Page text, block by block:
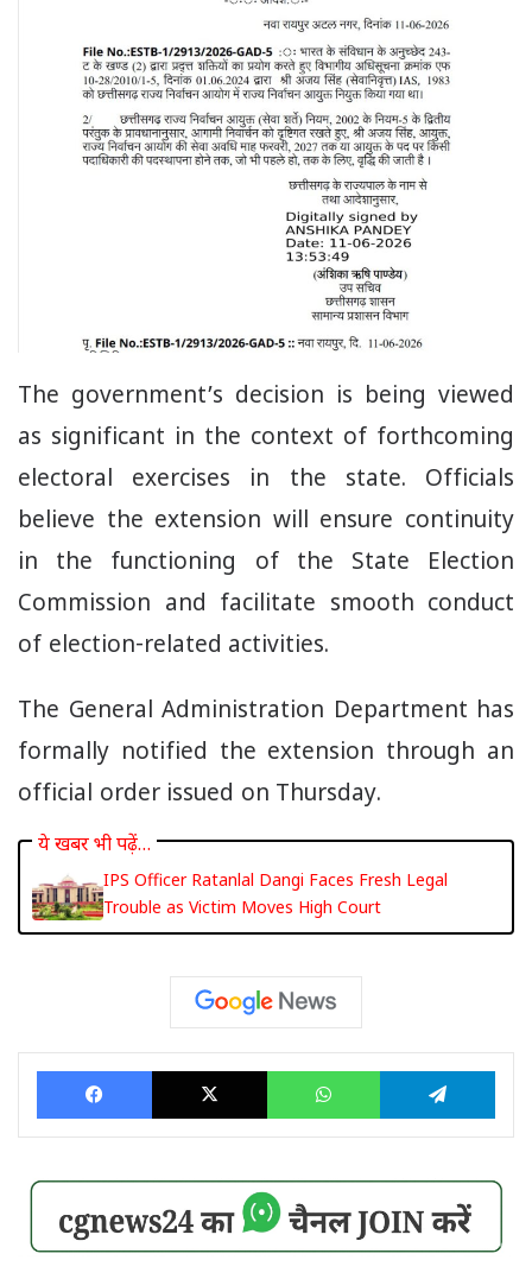
The government’s decision is being viewed
as significant in the context of forthcoming
electoral exercises in the state. Officials
believe the extension will ensure continuity
in the functioning of the State Election
Commission and facilitate smooth conduct
of election-related activities.
The General Administration Department has
formally notified the extension through an
official order issued on Thursday.
ये खबर भी पढ़ें…
IPS Officer Ratanlal Dangi Faces Fresh Legal
Trouble as Victim Moves High Court
Facebook X WhatsApp